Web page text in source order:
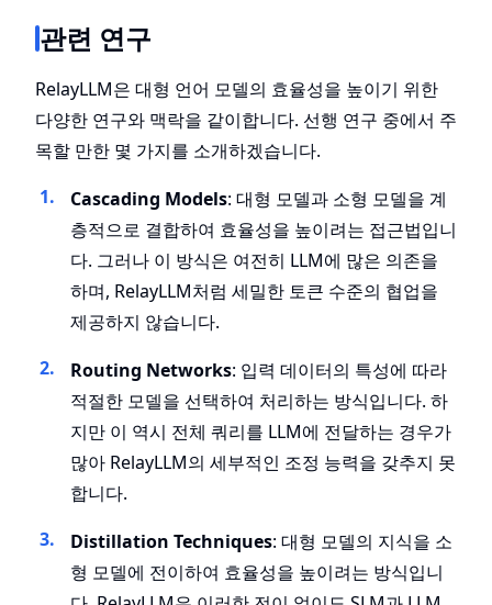
관련 연구
RelayLLM은 대형 언어 모델의 효율성을 높이기 위한
다양한 연구와 맥락을 같이합니다. 선행 연구 중에서 주
목할 만한 몇 가지를 소개하겠습니다.
Cascading Models: 대형 모델과 소형 모델을 계
층적으로 결합하여 효율성을 높이려는 접근법입니
다. 그러나 이 방식은 여전히 LLM에 많은 의존을
하며, RelayLLM처럼 세밀한 토큰 수준의 협업을
제공하지 않습니다.
Routing Networks: 입력 데이터의 특성에 따라
적절한 모델을 선택하여 처리하는 방식입니다. 하
지만 이 역시 전체 쿼리를 LLM에 전달하는 경우가
많아 RelayLLM의 세부적인 조정 능력을 갖추지 못
합니다.
Distillation Techniques: 대형 모델의 지식을 소
형 모델에 전이하여 효율성을 높이려는 방식입니